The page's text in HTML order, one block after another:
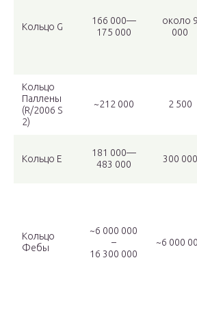
Кольцо G
166 000—
175 000
около 9
000
Кольцо
Паллены
(R/2006 S
2)
~212 000 2 500
Кольцо E
181 000—
483 000
300 000
Кольцо
Фебы
~6 000 000
–
16 300 000
~6 000